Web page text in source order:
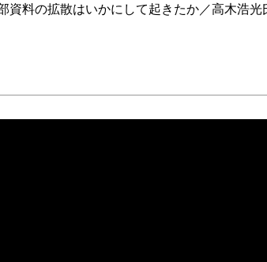
資料の拡散はいかにして起きたか／高木浩